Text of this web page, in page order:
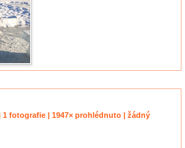
| 1 fotografie | 1947× prohlédnuto | žádný